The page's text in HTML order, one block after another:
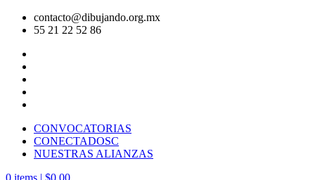
contacto@dibujando.org.mx
55 21 22 52 86
CONVOCATORIAS
CONECTADOSC
NUESTRAS ALIANZAS
0 items | $0.00